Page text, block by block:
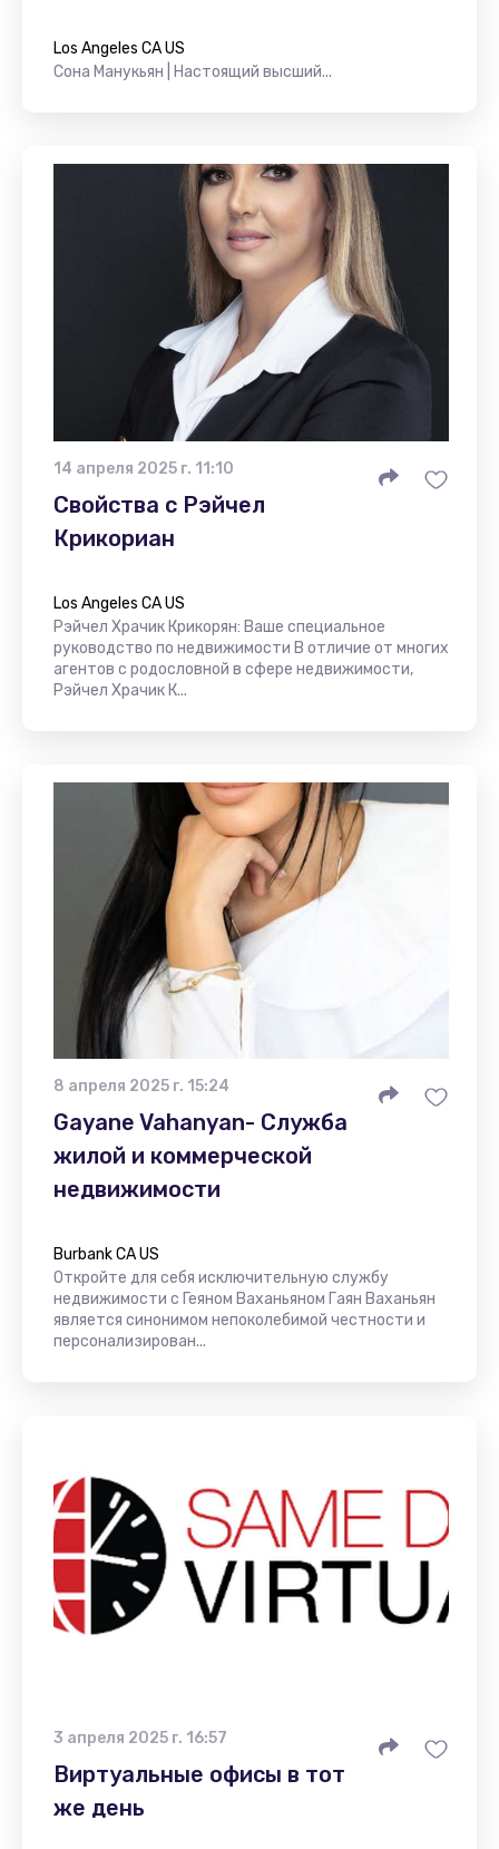
Los Angeles CA US
Сона Манукьян | Настоящий высший...
14 апреля 2025 г. 11:10
Свойства с Рэйчел
Крикориан
Los Angeles CA US
Рэйчел Храчик Крикорян: Ваше специальное
руководство по недвижимости В отличие от многих
агентов с родословной в сфере недвижимости,
Рэйчел Храчик К...
8 апреля 2025 г. 15:24
Gayane Vahanyan- Служба
жилой и коммерческой
недвижимости
Burbank CA US
Откройте для себя исключительную службу
недвижимости с Геяном Ваханьяном Гаян Ваханьян
является синонимом непоколебимой честности и
персонализирован...
3 апреля 2025 г. 16:57
Виртуальные офисы в тот
же день